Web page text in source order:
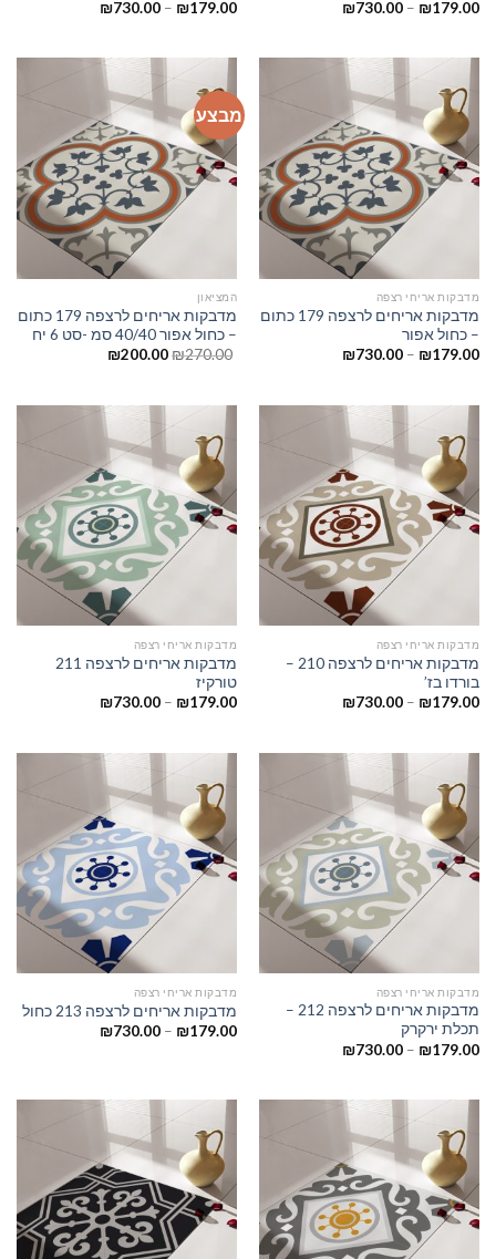
₪179.00
–
₪730.00
₪179.00
–
₪730.00
מדבקות אריחי רצפה
מדבקות אריחים לרצפה 179 כתום
– כחול אפור
₪179.00
–
₪730.00
מבצע
המציאון
מדבקות אריחים לרצפה 179 כתום
– כחול אפור 40/40 סמ -סט 6 יח
₪270.00
₪200.00
מדבקות אריחי רצפה
מדבקות אריחים לרצפה 210 –
בורדו בז’
₪179.00
–
₪730.00
מדבקות אריחי רצפה
מדבקות אריחים לרצפה 211
טורקיז
₪179.00
–
₪730.00
מדבקות אריחי רצפה
מדבקות אריחים לרצפה 212 –
תכלת ירקרק
₪179.00
–
₪730.00
מדבקות אריחי רצפה
מדבקות אריחים לרצפה 213 כחול
₪179.00
–
₪730.00